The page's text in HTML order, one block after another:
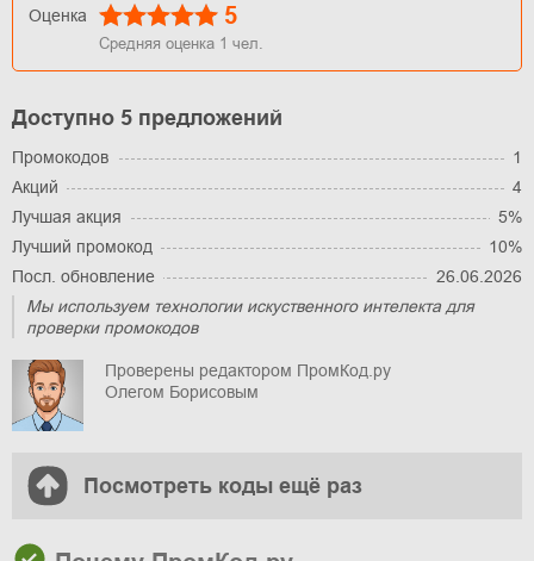
Оценка 5
Средняя оценка 1 чел.
Доступно 5 предложений
Промокодов
1
Акций
4
Лучшая акция
5%
Лучший промокод
10%
Посл. обновление
26.06.2026
Мы используем технологии искуственного интелекта для
проверки промокодов
Проверены редактором ПромКод.ру
Олегом Борисовым
Посмотреть коды ещё раз